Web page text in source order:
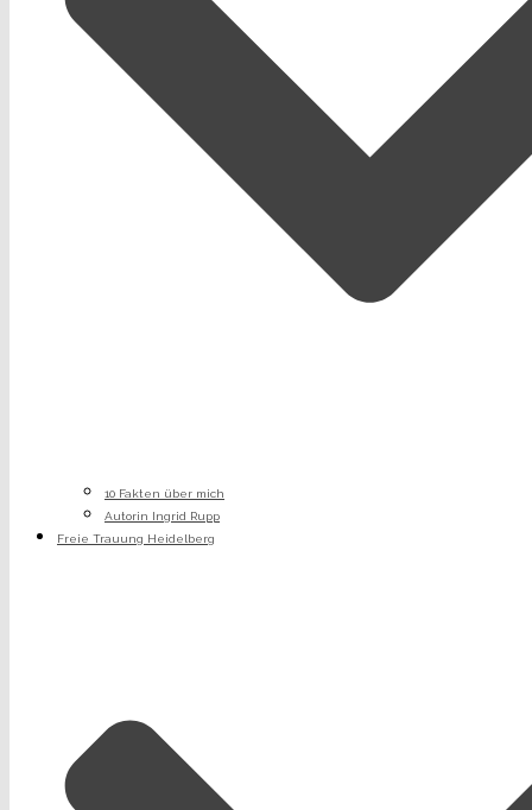
10 Fakten über mich
Autorin Ingrid Rupp
Freie Trauung Heidelberg